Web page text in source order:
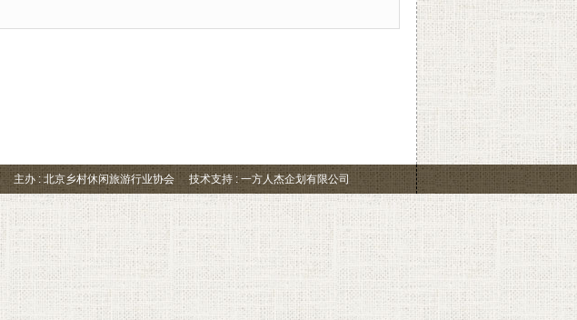
主办 : 北京乡村休闲旅游行业协会 技术支持 : 一方人杰企划有限公司